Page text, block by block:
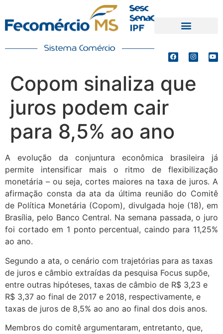
Copom sinaliza que
juros podem cair
para 8,5% ao ano
A evolução da conjuntura econômica brasileira já
permite intensificar mais o ritmo de flexibilização
monetária – ou seja, cortes maiores na taxa de juros. A
afirmação consta da ata da última reunião do Comitê
de Política Monetária (Copom), divulgada hoje (18), em
Brasília, pelo Banco Central. Na semana passada, o juro
foi cortado em 1 ponto percentual, caindo para 11,25%
ao ano.
Segundo a ata, o cenário com trajetórias para as taxas
de juros e câmbio extraídas da pesquisa Focus supõe,
entre outras hipóteses, taxas de câmbio de R$ 3,23 e
R$ 3,37 ao final de 2017 e 2018, respectivamente, e
taxas de juros de 8,5% ao ano ao final dos dois anos.
Membros do comitê argumentaram, entretanto, que,